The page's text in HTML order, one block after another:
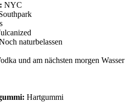
NYC
naturbelassen
und am nächsten morgen Wasser
Hartgummi